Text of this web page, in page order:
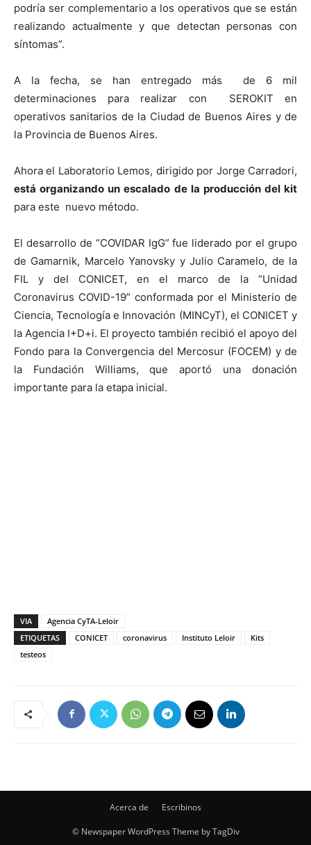
podría ser complementario a los operativos que se están
realizando actualmente y que detectan personas con
síntomas”.
A la fecha, se han entregado más de 6 mil
determinaciones para realizar con SEROKIT en
operativos sanitarios de la Ciudad de Buenos Aires y de
la Provincia de Buenos Aires.
Ahora el Laboratorio Lemos, dirigido por Jorge Carradori,
está organizando un escalado de la producción del kit
para este nuevo método.
El desarrollo de “COVIDAR IgG” fue liderado por el grupo
de Gamarnik, Marcelo Yanovsky y Julio Caramelo, de la
FIL y del CONICET, en el marco de la “Unidad
Coronavirus COVID-19” conformada por el Ministerio de
Ciencia, Tecnología e Innovación (MINCyT), el CONICET y
la Agencia I+D+i. El proyecto también recibió el apoyo del
Fondo para la Convergencia del Mercosur (FOCEM) y de
la Fundación Williams, que aportó una donación
importante para la etapa inicial.
VIA
Agencia CyTA-Leloir
ETIQUETAS
CONICET coronavirus Instituto Leloir
Kits
testeos
Acerca de Escribinos
© Newspaper WordPress Theme by TagDiv